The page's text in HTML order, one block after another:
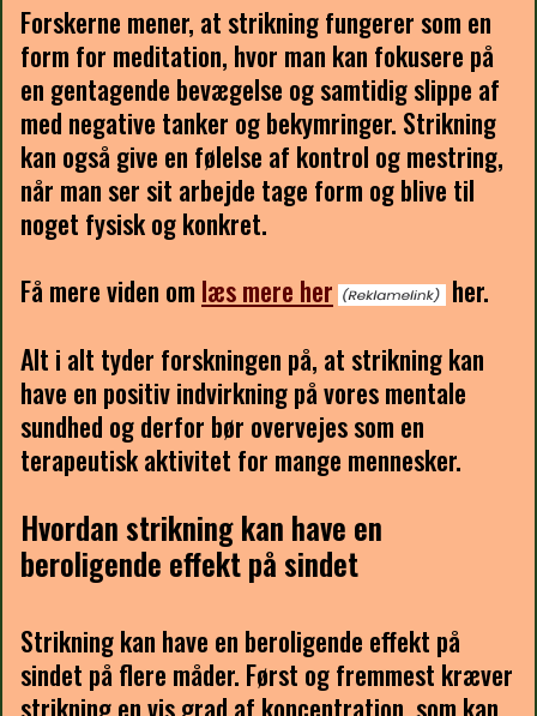
Forskerne mener, at strikning fungerer som en
form for meditation, hvor man kan fokusere på
en gentagende bevægelse og samtidig slippe af
med negative tanker og bekymringer. Strikning
kan også give en følelse af kontrol og mestring,
når man ser sit arbejde tage form og blive til
noget fysisk og konkret.
Få mere viden om læs mere her
her.
Alt i alt tyder forskningen på, at strikning kan
have en positiv indvirkning på vores mentale
sundhed og derfor bør overvejes som en
terapeutisk aktivitet for mange mennesker.
Hvordan strikning kan have en
beroligende effekt på sindet
Strikning kan have en beroligende effekt på
sindet på flere måder. Først og fremmest kræver
strikning en vis grad af koncentration, som kan